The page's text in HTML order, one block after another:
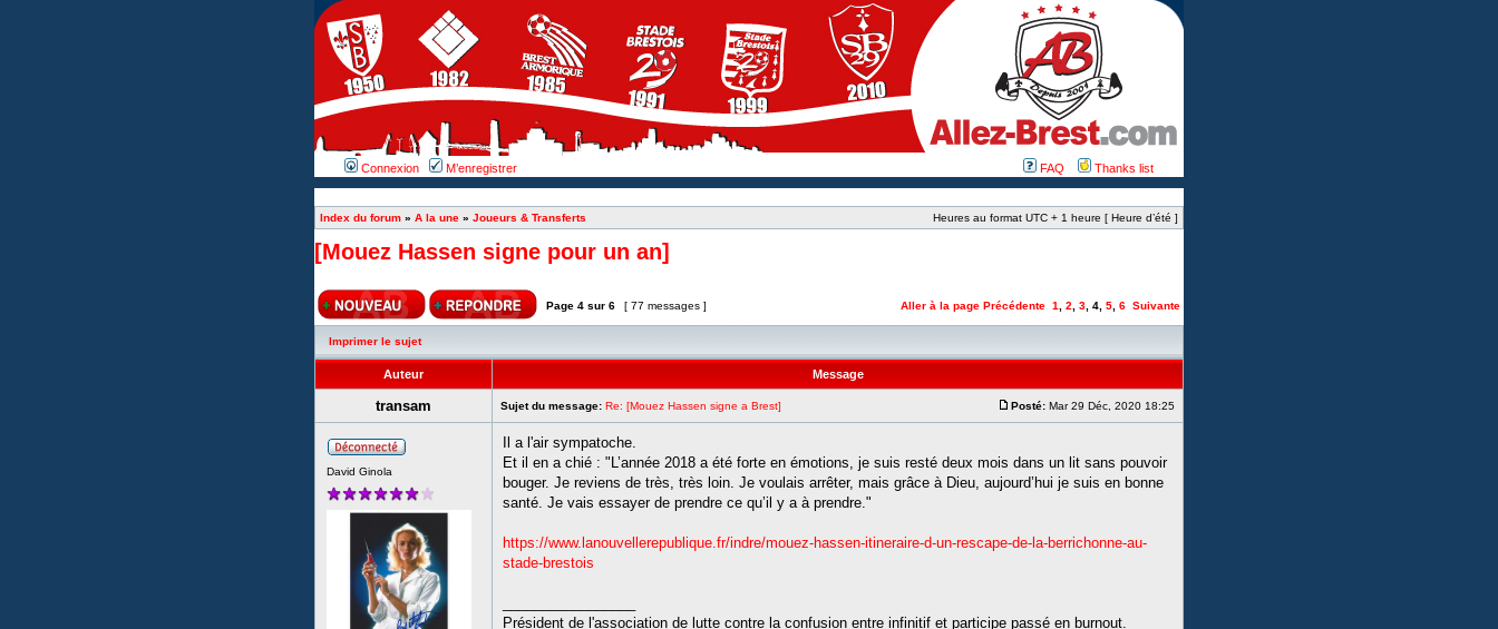
Connexion M’enregistrer FAQ Thanks list
Index du forum » A la une » Joueurs & Transferts Heures au format UTC + 1 heure [ Heure d’été ]
[Mouez Hassen signe pour un an]
Page 4 sur 6 [ 77 messages ] Aller à la page Précédente 1 2 3 4 5 6 Suivante
Imprimer le sujet
Auteur Message
transam Sujet du message: Re: [Mouez Hassen signe a Brest] Posté: Mar 29 Déc, 2020 18:25
David Ginola
Il a l'air sympatoche.
Et il en a chié : "L’année 2018 a été forte en émotions, je suis resté deux mois dans un lit sans pouvoir
bouger. Je reviens de très, très loin. Je voulais arrêter, mais grâce à Dieu, aujourd’hui je suis en bonne
santé. Je vais essayer de prendre ce qu’il y a à prendre."
https://www.lanouvellerepublique.fr/indre/mouez-hassen-itineraire-d-un-rescape-de-la-berrichonne-au-
stade-brestois
Président de l'association de lutte contre la confusion entre infinitif et participe passé en burnout.